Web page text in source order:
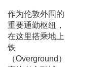
作为伦敦外围的
重要通勤枢纽，
在这里搭乘地上
铁
（Overground）